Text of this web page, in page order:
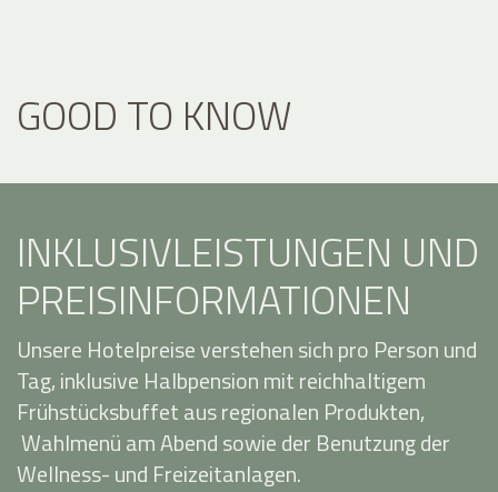
GOOD TO KNOW
INKLUSIVLEISTUNGEN UND
PREISINFORMATIONEN
Unsere Hotelpreise verstehen sich pro Person und
Tag, inklusive Halbpension mit reichhaltigem
Frühstücksbuffet aus regionalen Produkten,
Wahlmenü am Abend sowie der Benutzung der
Wellness- und Freizeitanlagen.